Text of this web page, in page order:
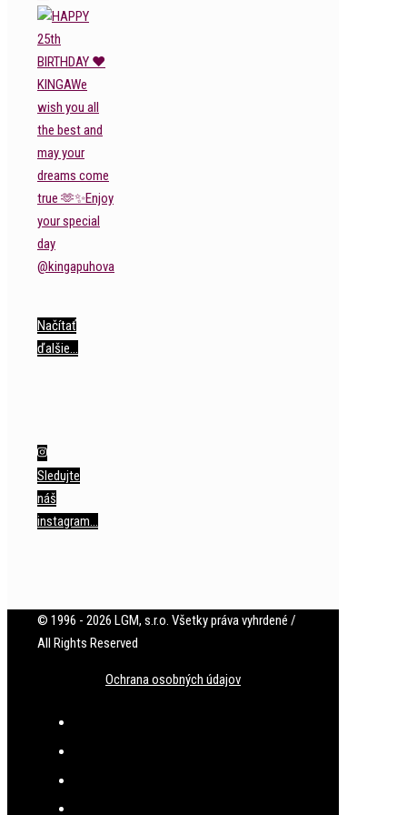
Načítať
ďalšie…
Sledujte
náš
instagram…
© 1996 - 2026 LGM, s.r.o. Všetky práva vyhrdené /
All Rights Reserved
Ochrana osobných údajov